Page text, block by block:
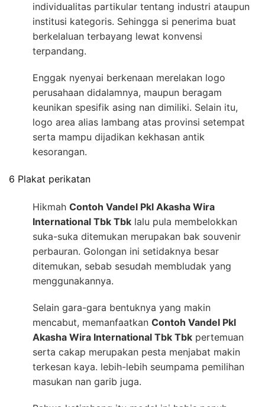
individualitas partikular tentang industri ataupun
institusi kategoris. Sehingga si penerima buat
berkelaluan terbayang lewat konvensi
terpandang.
Enggak nyenyai berkenaan merelakan logo
perusahaan didalamnya, maupun beragam
keunikan spesifik asing nan dimiliki. Selain itu,
logo area alias lambang atas provinsi setempat
serta mampu dijadikan kekhasan antik
kesorangan.
6 Plakat perikatan
Hikmah Contoh Vandel Pkl Akasha Wira
International Tbk Tbk lalu pula membelokkan
suka-suka ditemukan merupakan bak souvenir
perbauran. Golongan ini setidaknya besar
ditemukan, sebab sesudah membludak yang
menggunakannya.
Selain gara-gara bentuknya yang makin
mencabut, memanfaatkan Contoh Vandel Pkl
Akasha Wira International Tbk Tbk pertemuan
serta cakap merupakan pesta menjabat makin
terkesan kaya. lebih-lebih seumpama pemilihan
masukan nan garib juga.